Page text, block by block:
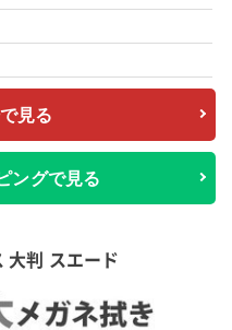
見る
ングで見る
大判 スエード